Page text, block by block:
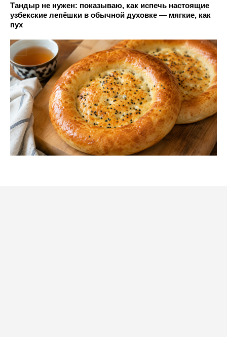
Тандыр не нужен: показываю, как испечь настоящие
узбекские лепёшки в обычной духовке — мягкие, как
пух